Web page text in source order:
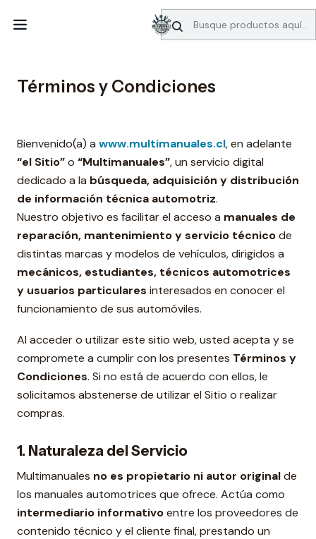
SERVICIO DE BÚSQUEDA DE INFORMACIÓN AUTOMOTRIZ
Términos y Condiciones
Términos y Condiciones
Bienvenido(a) a www.multimanuales.cl, en adelante
“el Sitio”o “Multimanuales”, un servicio digital
dedicado a la búsqueda, adquisición y distribución
de información técnica automotriz.
Nuestro objetivo es facilitar el acceso a manuales de
reparación, mantenimiento y servicio técnicode
distintas marcas y modelos de vehículos, dirigidos a
mecánicos, estudiantes, técnicos automotrices
y usuarios particulares interesados en conocer el
funcionamiento de sus automóviles.
Al acceder o utilizar este sitio web, usted acepta y se
compromete a cumplir con los presentes Términos y
Condiciones. Si no está de acuerdo con ellos, le
solicitamos abstenerse de utilizar el Sitio o realizar
compras.
1. Naturaleza del Servicio
Multimanuales no es propietario ni autor originalde
los manuales automotrices que ofrece. Actúa como
intermediario informativoentre los proveedores de
contenido técnico y el cliente final, prestando un